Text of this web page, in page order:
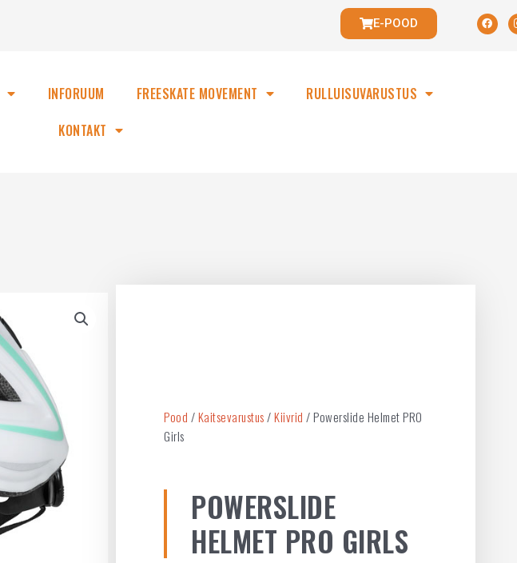
E-POOD
INFORUUM FREESKATE MOVEMENT
RULLUISUVARUSTUS
KONTAKT
Pood /Kaitsevarustus/Kiivrid / Powerslide Helmet PRO
Girls
POWERSLIDE
HELMET PRO GIRLS